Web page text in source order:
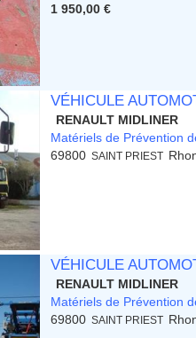
1 950,00 €
VÉHICULE
RENAULT MIDLINER
Matériels de Prévention
69800 SAINT PRIEST
VÉHICULE
RENAULT MIDLINER
Matériels de Prévention
69800 SAINT PRIEST